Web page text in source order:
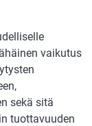
vaikutus
sekä sitä
tuottavuuden